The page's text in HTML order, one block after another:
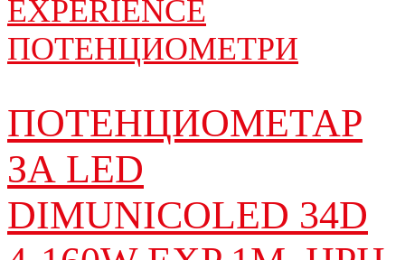
EXPERIENCE
ПОТЕНЦИОМЕТРИ
ПОТЕНЦИОМЕТАР
ЗА LED
DIMUNICOLED 34D